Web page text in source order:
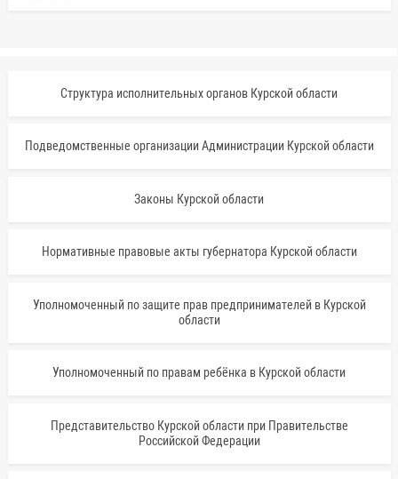
Структура исполнительных органов Курской области
Подведомственные организации Администрации Курской области
Законы Курской области
Нормативные правовые акты губернатора Курской области
Уполномоченный по защите прав предпринимателей в Курской
области
Уполномоченный по правам ребёнка в Курской области
Представительство Курской области при Правительстве
Российской Федерации